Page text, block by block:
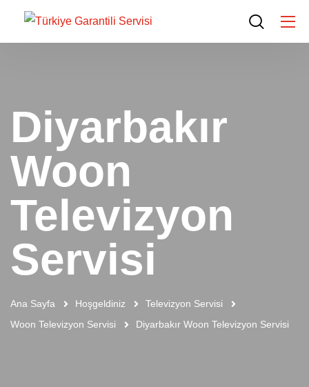
Diyarbakır
Woon
Televizyon
Servisi
Ana Sayfa Hoşgeldiniz
Televizyon Servisi
Woon Televizyon Servisi
Diyarbakır Woon Televizyon Servisi